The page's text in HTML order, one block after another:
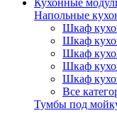
Кухонные
Напольные
Шкаф
Шкаф
Шкаф
Шкаф
Шкаф
Все
Тумбы под